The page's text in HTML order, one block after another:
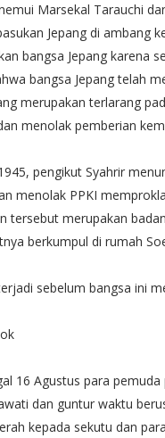
Marsekal Tarauchi
Jepang di ambang
bangsa Jepang karena
bangsa Jepang telah
merupakan terlarang
menolak pemberian
pengikut Syahrir
menolak PPKI
tersebut merupakan
berkumpul di rumah
sebelum bangsa ini
16 Agustus para
dan guntur waktu
kepada sekutu dan